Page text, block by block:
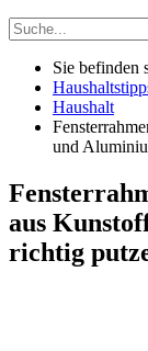
Sie befinden
Haushalt
und
aus
richtig